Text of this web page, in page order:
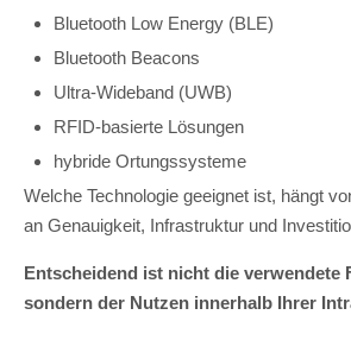
Bluetooth Low Energy (BLE)
Bluetooth Beacons
Ultra-Wideband (UWB)
RFID-basierte Lösungen
hybride Ortungssysteme
Welche Technologie geeignet ist, hängt
an Genauigkeit, Infrastruktur und
Entscheidend ist nicht die verwendete
sondern der Nutzen innerhalb Ihrer